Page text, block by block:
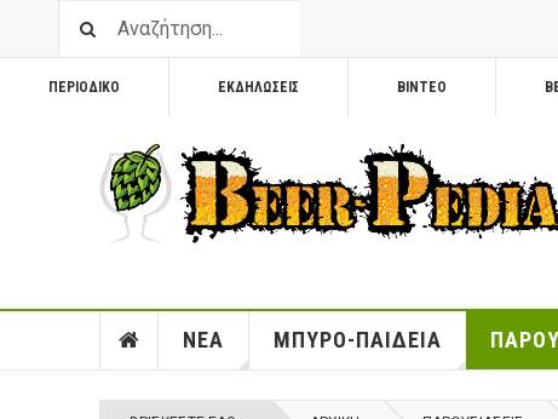
ΠΕΡΙΟΔΙΚΟ ΕΚΔΗΛΩΣΕΙΣ ΒΙΝΤΕΟ
ΝΕΑ ΜΠΥΡΟ-ΠΑΙΔΕΙΑ